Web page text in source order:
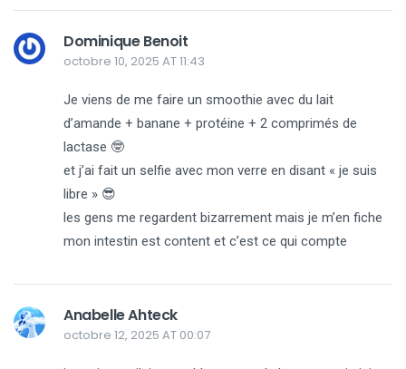
Dominique Benoit
octobre 10, 2025 AT 11:43
Je viens de me faire un smoothie avec du lait
d’amande + banane + protéine + 2 comprimés de
lactase 🤓
et j’ai fait un selfie avec mon verre en disant « je suis
libre » 😎
les gens me regardent bizarrement mais je m’en fiche
mon intestin est content et c’est ce qui compte
Anabelle Ahteck
octobre 12, 2025 AT 00:07